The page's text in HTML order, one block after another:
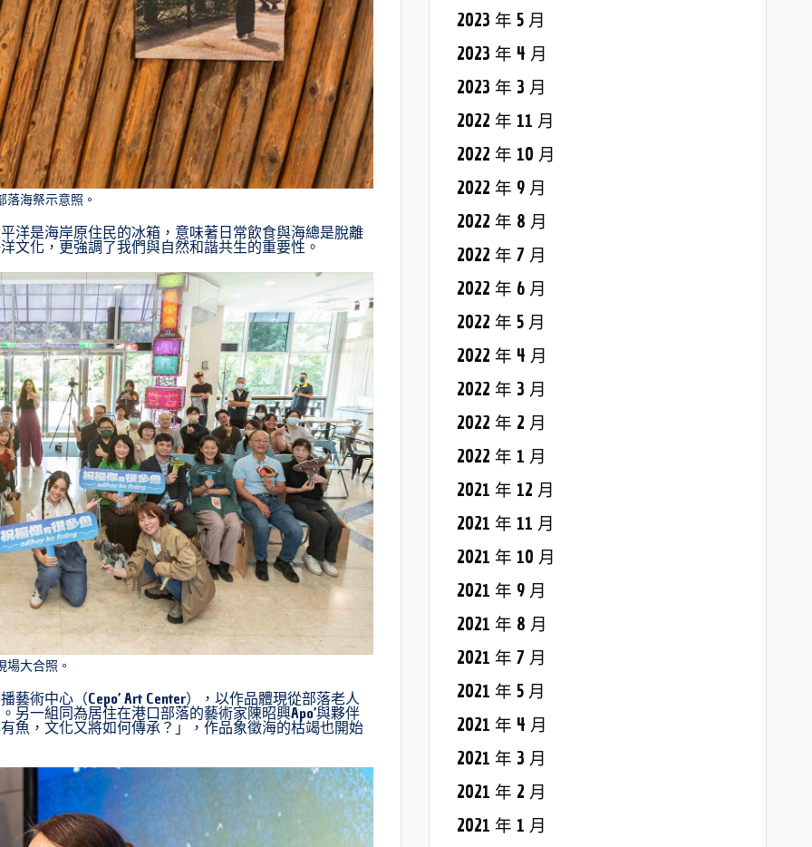
落海祭示意照。
洋是海岸原住民的冰箱，意味著日常飲食與海總是脫離
文化，更強調了我們與自然和諧共生的重要性。
場大合照。
術中心（Cepo’ Art Center），以作品體現從部落老人
一組同為居住在港口部落的藝術家陳昭興Apo’與夥伴
魚，文化又將如何傳承？」，作品象徵海的枯竭也開始
2023 年 5 月
2023 年 4 月
2023 年 3 月
2022 年 11 月
2022 年 10 月
2022 年 9 月
2022 年 8 月
2022 年 7 月
2022 年 6 月
2022 年 5 月
2022 年 4 月
2022 年 3 月
2022 年 2 月
2022 年 1 月
2021 年 12 月
2021 年 11 月
2021 年 10 月
2021 年 9 月
2021 年 8 月
2021 年 7 月
2021 年 5 月
2021 年 4 月
2021 年 3 月
2021 年 2 月
2021 年 1 月